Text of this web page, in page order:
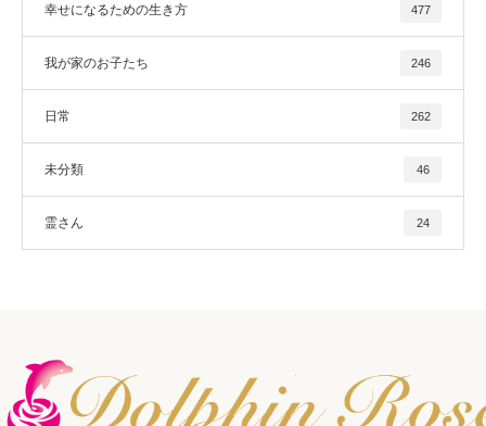
幸せになるための生き方 477
我が家のお子たち 246
日常 262
未分類 46
霊さん 24